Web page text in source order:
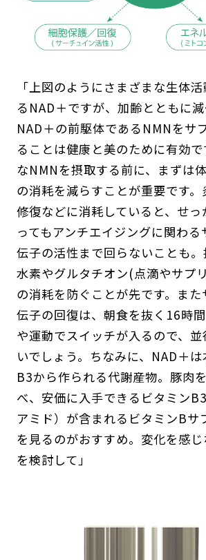
「上図のようにさまざまな生体
るNAD＋ですが、加齢とともに
NAD＋の前駆体であるNMNをサ
ることは健康と美のために有効
なNMNを摂取する前に、まずは
の消耗を減らすことが重要です
修復などに消耗していると、せ
ってもアンチエイジングに関わ
伝子の活性まで回らないことも
水素やグルタチオン(点滴やサプ
の消耗を防ぐことが先です。ま
伝子の回復は、朝食を抜く16時
や運動でスイッチが入るので、
いでしょう。ちなみに、NAD＋
B3から作られる代謝産物。豚肉
べ、安価に入手できるビタミン
アミド）が含まれるビタミンBサ
を見るのがおすすめ。変化を感
を検討して」